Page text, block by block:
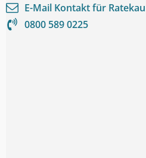
E-Mail Kontakt für Ratekau
0800 589 0225